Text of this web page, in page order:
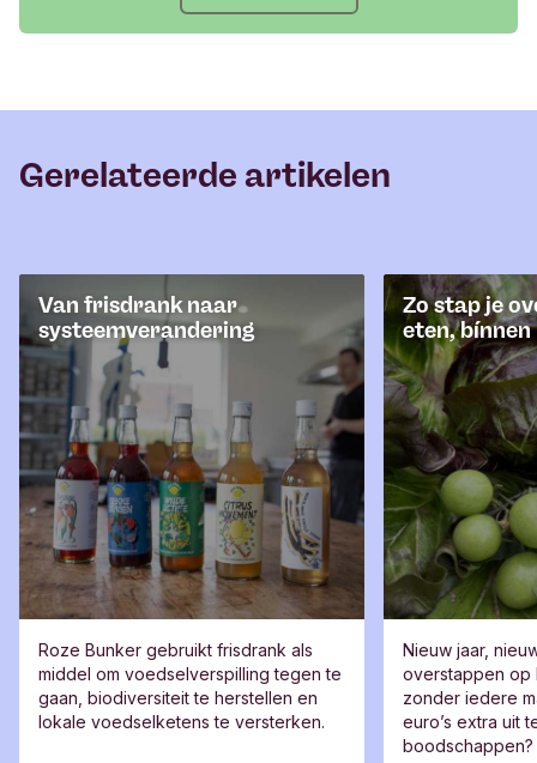
Gerelateerde artikelen
Van frisdrank naar
systeemverandering
Roze Bunker gebruikt frisdrank als
middel om voedselverspilling tegen te
gaan, biodiversiteit te herstellen en
lokale voedselketens te versterken.
Zo stap je
eten,
Nieuw jaar,
overstappen op
zonder iedere
euro’s extra uit
boodschappen?